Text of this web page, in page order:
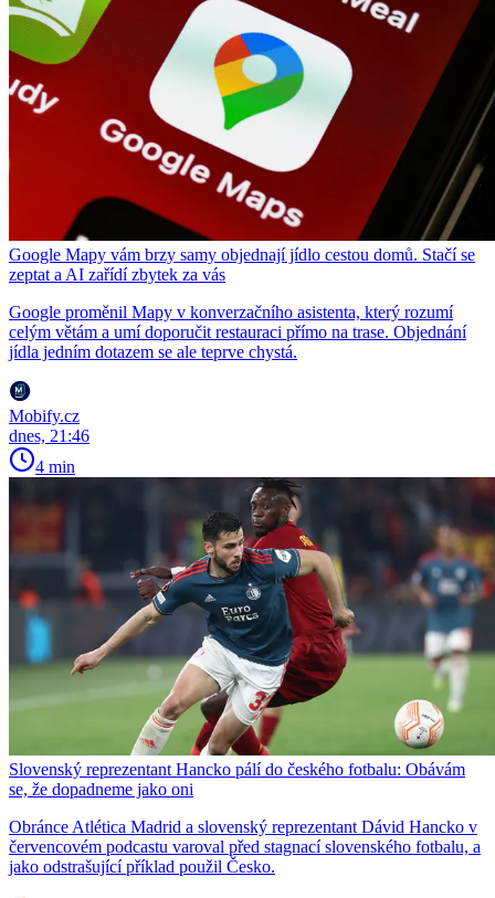
Google Mapy vám brzy samy objednají jídlo cestou domů. Stačí se
zeptat a AI zařídí zbytek za vás
Google proměnil Mapy v konverzačního asistenta, který rozumí
celým větám a umí doporučit restauraci přímo na trase. Objednání
jídla jedním dotazem se ale teprve chystá.
Mobify.cz
dnes, 21:46
4 min
Slovenský reprezentant Hancko pálí do českého fotbalu: Obávám
se, že dopadneme jako oni
Obránce Atlética Madrid a slovenský reprezentant Dávid Hancko v
červencovém podcastu varoval před stagnací slovenského fotbalu, a
jako odstrašující příklad použil Česko.